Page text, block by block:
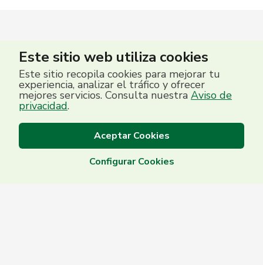
Este sitio web utiliza cookies
Este sitio recopila cookies para mejorar tu
experiencia, analizar el tráfico y ofrecer
mejores servicios. Consulta nuestra Aviso de
privacidad.
Aceptar Cookies
Configurar Cookies